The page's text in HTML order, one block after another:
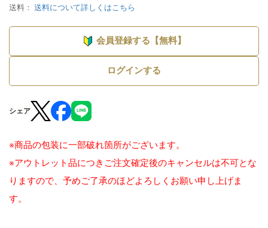
送料： 送料について詳しくはこちら
会員登録する【無料】
ログインする
シェア
※商品の包装に一部破れ箇所がございます。
※アウトレット品につきご注文確定後のキャンセルは不可とな
りますので、予めご了承のほどよろしくお願い申し上げま
す。